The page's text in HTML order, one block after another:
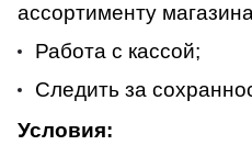
ассортименту
Работа с кассой;
Следить за
Условия: